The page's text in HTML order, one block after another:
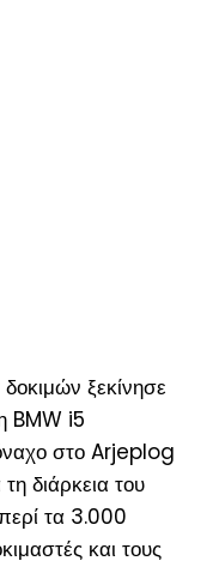
ξεκίνησε
BMW i5
στο Arjeplog
διάρκεια του
τα 3.000
και τους